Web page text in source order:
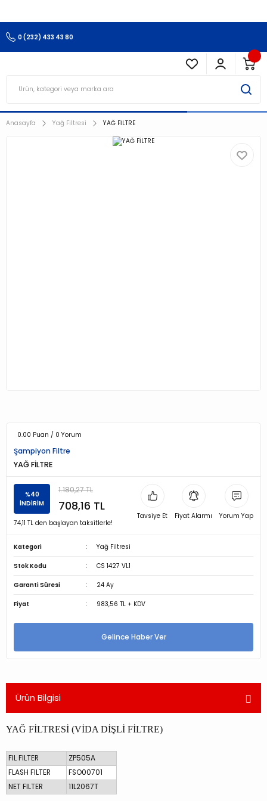
0 (232) 433 43 80
Anasayfa Yağ Filtresi YAĞ FİLTRE
0.00 Puan / 0 Yorum
Şampiyon Filtre
YAĞ FİLTRE
%40
İNDİRİM
1.180,27 TL
708,16 TL
74,11 TL den başlayan taksitlerle!
Tavsiye Et Fiyat Alarmı Yorum Yap
Kategori Yağ Filtresi
Stok Kodu CS 1427 VL1
Garanti Süresi 24 Ay
Fiyat 983,56 TL + KDV
Gelince Haber Ver
Ürün Bilgisi
YAĞ FİLTRESİ (VİDA DİŞLİ FİLTRE)
FIL FILTER
ZP505A
FLASH FILTER
FSO00701
NET FILTER
11L2067T